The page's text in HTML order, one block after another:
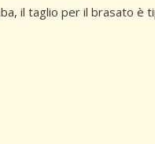
il taglio per il brasato è